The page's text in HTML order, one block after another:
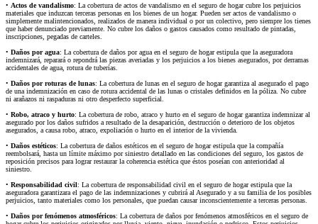
• Actos de vandalismo: La cobertura de actos de vandalismo en el seguro de hogar cubre los perjuicios
materiales que induzcan terceras personas en los bienes de un hogar. Pueden ser actos de vandalismo o
simplemente malintencionados, realizados de manera individual o por un colectivo, pero siempre los tienes
que haber denunciado previamente. No cubre los daños o gastos causados como resultado de pintadas,
inscripciones, pegadas de carteles.
• Daños por agua: La cobertura de daños por agua en el seguro de hogar estipula que la aseguradora
indemnizará, reparará o repondrá las piezas averiadas y los perjuicios a los bienes asegurados, por derramas
accidentales de agua, rotura de tuberías.
• Daños por roturas de lunas: La cobertura de lunas en el seguro de hogar garantiza al asegurado el pago
de una indemnización en caso de rotura accidental de las lunas o cristales definidos en la póliza. No cubre
ni arañazos ni raspaduras ni otro desperfecto superficial.
• Robo, atraco y hurto: La cobertura de robo, atraco y hurto en el seguro de hogar garantiza indemnizar al
asegurado por los daños sufridos a resultado de la desaparición, destrucción o deterioro de los objetos
asegurados, a causa robo, atraco, expoliación o hurto en el interior de la vivienda.
• Daños estéticos: La cobertura de daños estéticos en el seguro de hogar estipula que la compañía
reembolsará, hasta un límite máximo por siniestro detallado en las condiciones del seguro, los gastos de
reposición precisos para lograr restaurar la coherencia estética que éstos poseían con anterioridad al
siniestro.
• Responsabilidad civil: La cobertura de responsabilidad civil en el seguro de hogar estipula que la
aseguradora garantizara el pago de las indemnizaciones y cubrirá al Asegurado y a su familia de los posibles
perjuicios, tanto materiales como los personales, que puedan causar inconscientemente a terceras personas.
• Daños por fenómenos atmosféricos: La cobertura de daños por fenómenos atmosféricos en el seguro de